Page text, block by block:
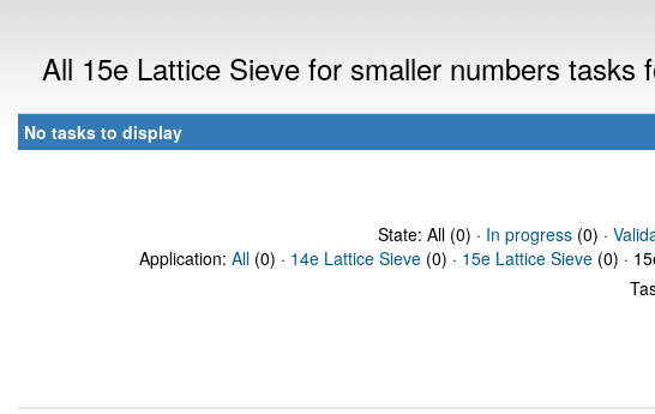
All 15e Lattice Sieve for smaller numbers tasks
No tasks to display
State: All (0) · In progress(0) ·
Application: All (0) · 14e Lattice Sieve (0) · 15e Lattice Sieve (0) ·